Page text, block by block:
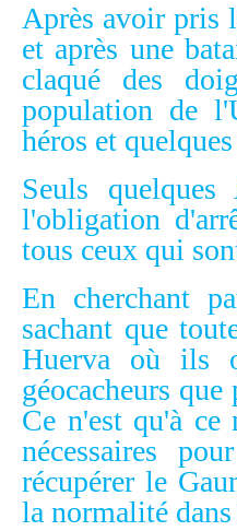
Après avoir pris
et après une
claqué des
population de
héros et
Seuls
l'obligation
tous ceux qui
En cherchant
sachant que
Huerva où ils
géocacheurs
Ce n'est qu'à ce
nécessaires
récupérer le
la normalité